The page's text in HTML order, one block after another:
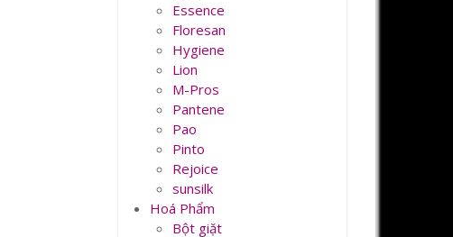
Essence
Floresan
Hygiene
Lion
M-Pros
Pantene
Pao
Pinto
Rejoice
sunsilk
Hoá Phẩm
Bột giặt